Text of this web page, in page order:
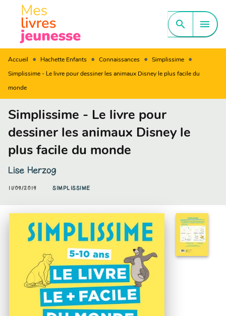
MENU CONTENU
PIED DE PAGE
search menu
Accueil • Hachette Enfants • Connaissances • Simplissime •
Simplissime - Le livre pour dessiner les animaux Disney le plus facile du
monde
Simplissime - Le livre pour
dessiner les animaux Disney le
plus facile du monde
Lise Herzog
11/09/2019 SIMPLISSIME